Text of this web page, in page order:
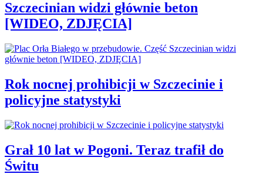
Szczecinian widzi głównie beton
[WIDEO, ZDJĘCIA]
Rok nocnej prohibicji w Szczecinie i
policyjne statystyki
Grał 10 lat w Pogoni. Teraz trafił do
Świtu